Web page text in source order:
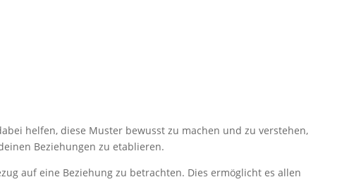
helfen, diese Muster bewusst zu machen und zu verstehen,
Beziehungen zu etablieren.
auf eine Beziehung zu betrachten. Dies ermöglicht es allen